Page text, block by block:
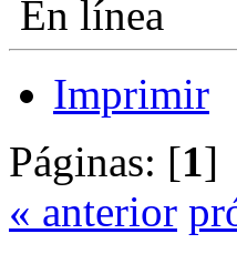
En línea
Imprimir
Páginas: [1]
« anterior